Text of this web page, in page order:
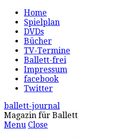
Home
Spielplan
DVDs
Bücher
TV-Termine
Ballett-frei
Impressum
facebook
Twitter
ballett-journal
Magazin für Ballett
Menu Close